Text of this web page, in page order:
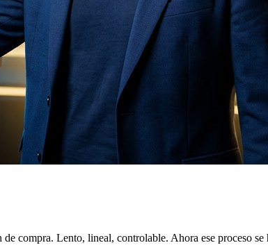
compra. Lento, lineal, controlable. Ahora ese proceso se